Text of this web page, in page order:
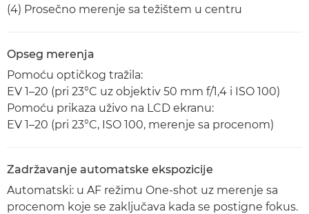
(4) Prosečno merenje sa težištem u centru
Opseg merenja
Pomoću optičkog tražila:
EV 1–20 (pri 23°C uz objektiv 50 mm f/1,4 i ISO 100)
Pomoću prikaza uživo na LCD ekranu:
EV 1–20 (pri 23°C, ISO 100, merenje sa procenom)
Zadržavanje automatske ekspozicije
Automatski: u AF režimu One-shot uz merenje sa
procenom koje se zaključava kada se postigne fokus.